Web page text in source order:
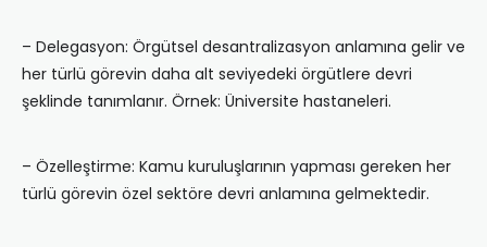
– Delegasyon: Örgütsel desantralizasyon anlamına gelir ve
her türlü görevin daha alt seviyedeki örgütlere devri
şeklinde tanımlanır. Örnek: Üniversite hastaneleri.
– Özelleştirme: Kamu kuruluşlarının yapması gereken her
türlü görevin özel sektöre devri anlamına gelmektedir.